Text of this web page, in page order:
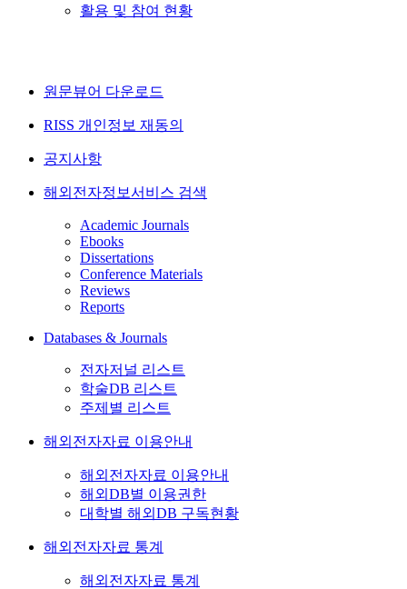
활용 및 참여 현황
원문뷰어 다운로드
RISS 개인정보 재동의
공지사항
해외전자정보서비스 검색
Academic Journals
Ebooks
Dissertations
Conference Materials
Reviews
Reports
Databases & Journals
전자저널 리스트
학술DB 리스트
주제별 리스트
해외전자자료 이용안내
해외전자자료 이용안내
해외DB별 이용권한
대학별 해외DB 구독현황
해외전자자료 통계
해외전자자료 통계